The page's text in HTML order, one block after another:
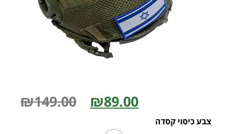
₪149.00 ₪89.00
צבע כיסוי קסדה